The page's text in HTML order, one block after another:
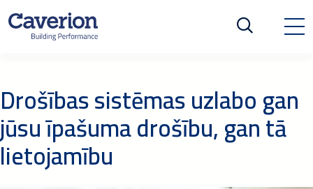
Drošības sistēmas uzlabo gan
jūsu īpašuma drošību, gan tā
lietojamību